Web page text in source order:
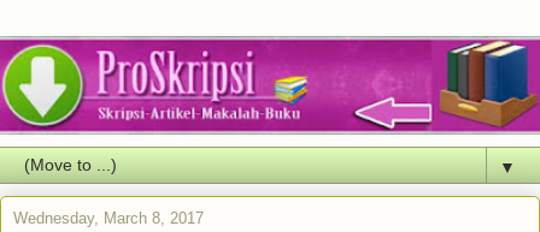
▼
Wednesday, March 8, 2017